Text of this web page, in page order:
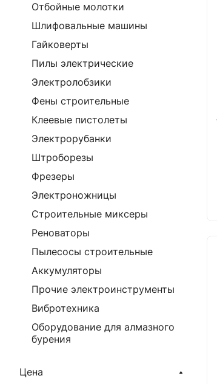
Отбойные молотки
Шлифовальные машины
Гайковерты
Пилы электрические
Электролобзики
Фены строительные
Клеевые пистолеты
Электрорубанки
Штроборезы
Фрезеры
Электроножницы
Строительные миксеры
Реноваторы
Пылесосы строительные
Аккумуляторы
Прочие электроинструменты
Вибротехника
Оборудование для алмазного
бурения
Цена